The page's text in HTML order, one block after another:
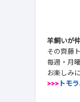
羊飼いが
その齊藤
毎週・月
お楽しみ
>>> トモ